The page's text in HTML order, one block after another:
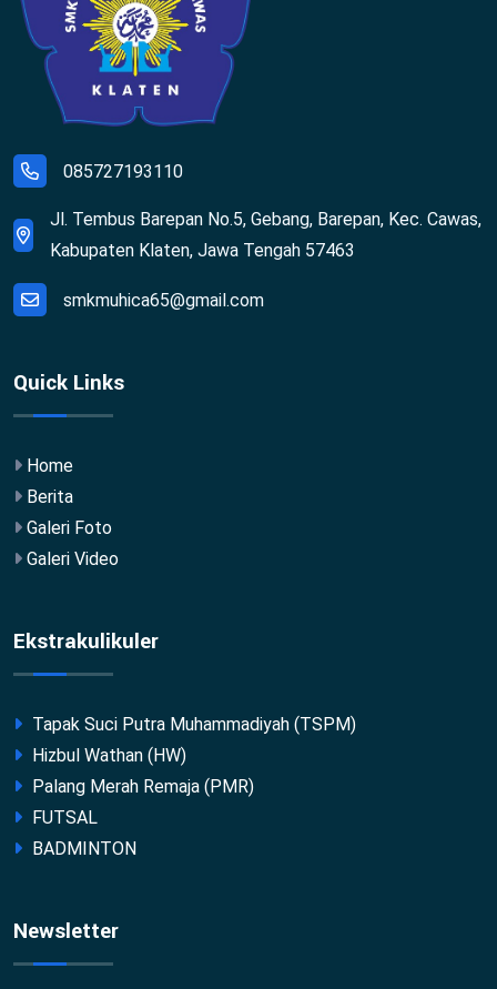
085727193110
Jl. Tembus Barepan No.5, Gebang, Barepan, Kec. Cawas,
Kabupaten Klaten, Jawa Tengah 57463
smkmuhica65@gmail.com
Quick Links
Home
Berita
Galeri Foto
Galeri Video
Ekstrakulikuler
Tapak Suci Putra Muhammadiyah (TSPM)
Hizbul Wathan (HW)
Palang Merah Remaja (PMR)
FUTSAL
BADMINTON
Newsletter